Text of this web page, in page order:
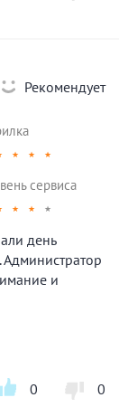
Рекомендует
★ ★ ★
сервиса
★ ★ ★
день
и
0 0